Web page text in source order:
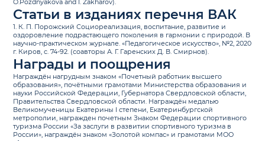
O.Pozdnyakova and I. Zakharov).
Статьи в изданиях перечня ВАК
1. К. П. Порожский Социореализация, воспитание, развитие и
оздоровление подрастающего поколения в гармонии с природой. В
научно-практическом журнале. «Педагогическое искусство», №2, 2020
г. Киров, с. 74-92. (соавторы А. Г. Гаренских Д. В. Смирнов).
Награды и поощрения
Награждён нагрудным знаком «Почетный работник высшего
образования», почётными грамотами Министерства образования и
науки Российской Федерации, Губернатора Свердловской области,
Правительства Свердловской области. Награждён медалью
Великомученицы Екатерины I степени, Екатеринбургской
метрополии, награжден почетным Знаком Федерации спортивного
туризма России «За заслуги в развитии спортивного туризма в
России», награждён знаком «Золотой компас» и грамотами МОО